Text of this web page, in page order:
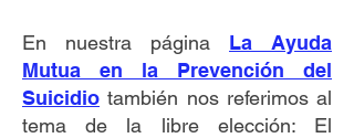
En nuestra página La Ayuda
Mutua en la Prevención del
Suicidio también nos referimos al
tema de la libre elección: El